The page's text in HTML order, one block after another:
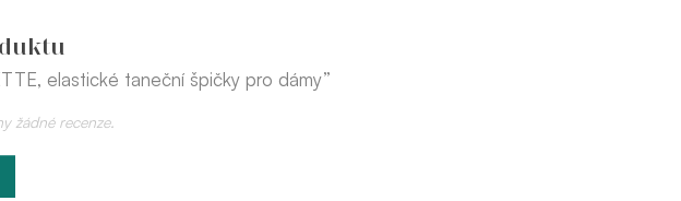
elastické taneční špičky pro dámy”
žádné recenze.